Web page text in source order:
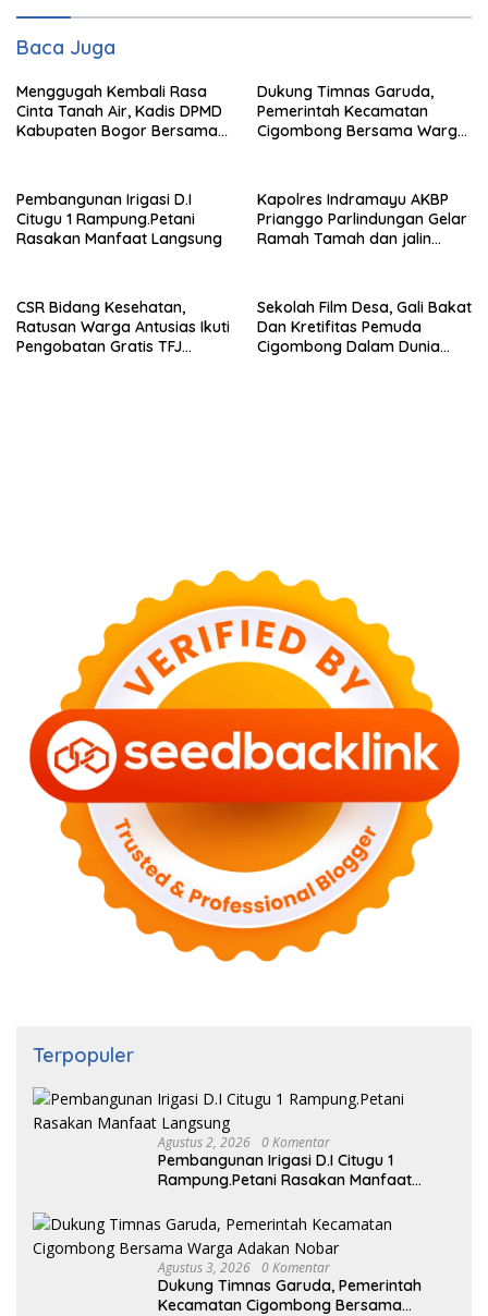
Baca Juga
Menggugah Kembali Rasa
Cinta Tanah Air, Kadis DPMD
Kabupaten Bogor Bersama
Masyarakat Dan Pengguna
Jalan.
Dukung Timnas Garuda,
Pemerintah Kecamatan
Cigombong Bersama Warga
Pembangunan Irigasi D.I
Citugu 1 Rampung.Petani
Rasakan Manfaat Langsung
Kapolres Indramayu AKBP
Prianggo Parlindungan Gelar
Ramah Tamah dan jalin
CSR Bidang Kesehatan,
Ratusan Warga Antusias Ikuti
Pengobatan Gratis TFJ
Sekolah Film Desa, Gali Bakat
Dan Kretifitas Pemuda
Cigombong Dalam Dunia
Terpopuler
Agustus 2, 2026 0 Komentar
Pembangunan Irigasi D.I Citugu 1
Rampung.Petani Rasakan Manfaat
Agustus 3, 2026 0 Komentar
Dukung Timnas Garuda, Pemerintah
Kecamatan Cigombong Bersama